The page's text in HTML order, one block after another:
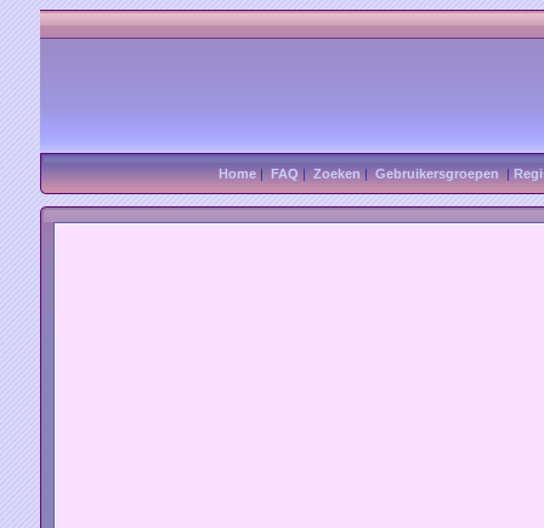
Home|FAQ|Zoeken|Gebruikersgroepen|